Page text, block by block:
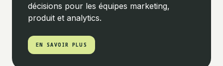
décisions pour les équipes marketing,
produit et analytics.
EN SAVOIR PLUS
EN SAVOIR PLUS